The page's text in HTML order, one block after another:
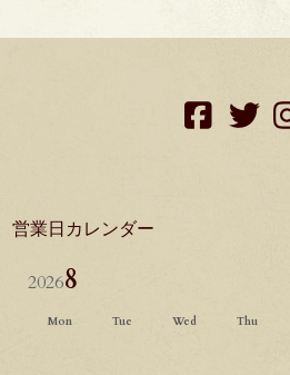
営業日カレンダー
20268
Mon Tue Wed Thu